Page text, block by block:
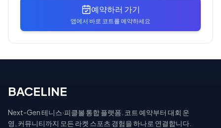
예약하러 가기
앱에서 바로 코트를 예약하세요
BACELINE
Next-Gen 테니스·피클볼 통합 플랫폼. 코트 예약부터 대회 운
영, 커뮤니티까지 모든 라켓 스포츠 경험을 하나로 연결합니다.